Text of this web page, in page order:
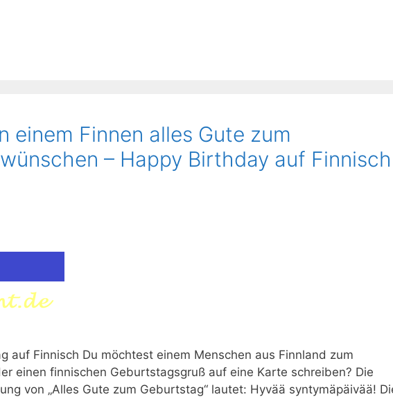
einem Finnen alles Gute zum
– Happy Birthday auf Finnisch
auf Finnisch Du möchtest einem Menschen aus Finnland zum
einen finnischen Geburtstagsgruß auf eine Karte schreiben? Die
von „Alles Gute zum Geburtstag“ lautet: Hyvää syntymäpäivää!